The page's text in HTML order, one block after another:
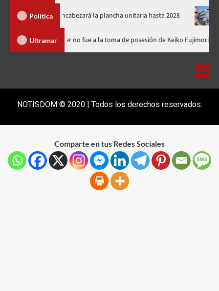
Política
y encabezará la plancha unitaria hasta 2028 Carlos
Ultramar Luis Abinader no fue a la toma de posesión de
NOTISDOM © 2020 | Todos los derechos reservados.
Comparte en tus Redes Sociales